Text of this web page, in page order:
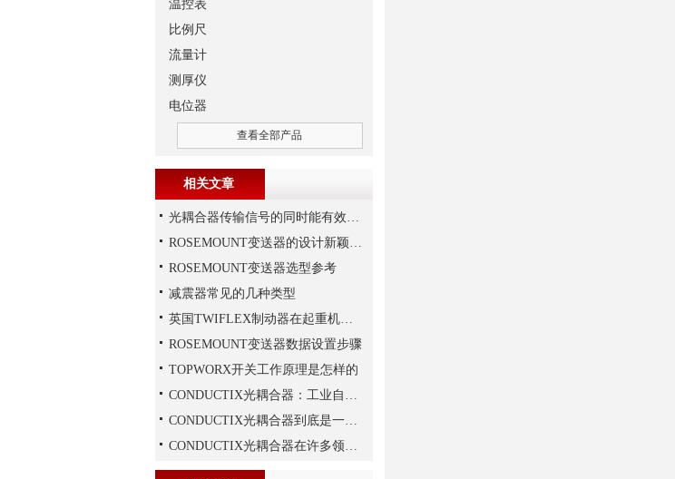
温控表
比例尺
流量计
测厚仪
电位器
查看全部产品
相关文章
光耦合器传输信号的同时能有效抑制尖脉冲机各种杂讯干扰
ROSEMOUNT变送器的设计新颖性且使用安全性
ROSEMOUNT变送器选型参考
减震器常见的几种类型
英国TWIFLEX制动器在起重机作业中出现常见故障的原因
ROSEMOUNT变送器数据设置步骤
TOPWORX开关工作原理是怎样的
CONDUCTIX光耦合器：工业自动化的“安全信使”
CONDUCTIX光耦合器到底是一种怎样的装置呢
CONDUCTIX光耦合器在许多领域都得到了广泛的应用